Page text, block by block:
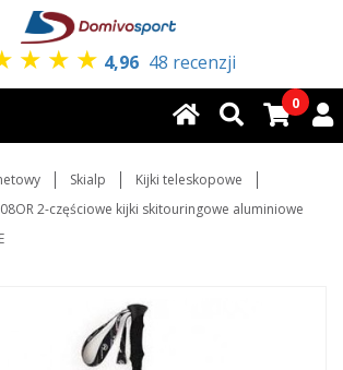
★ ★ ★ 4,96 48 recenzji
0
Skialp
Kijki teleskopowe
2-częściowe kijki skitouringowe aluminiowe